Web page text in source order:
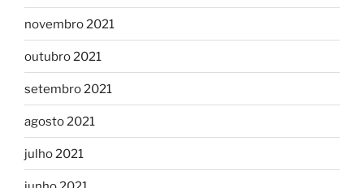
novembro 2021
outubro 2021
setembro 2021
agosto 2021
julho 2021